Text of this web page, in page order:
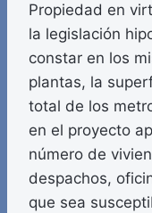
Propiedad en
la legislación
constar en los
plantas, la
total de los
en el proyecto
número de
despachos,
que sea